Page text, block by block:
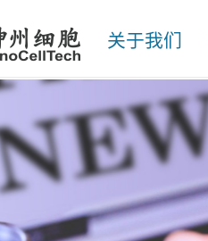
关于我们